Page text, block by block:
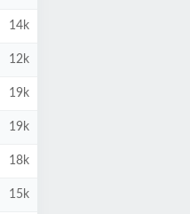
14k
12k
19k
19k
18k
15k